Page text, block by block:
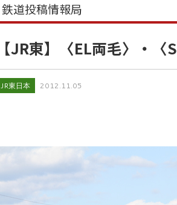
鉄道投稿情報局
【JR東】〈EL両毛〉・〈
JR東日本 2012.11.05